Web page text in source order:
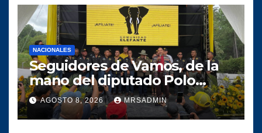
NACIONALES
Seguidores de Vamos, de la
mano del diputado Polo
Salazar, fortalecen a
Comunidad Elefante en Alta
Verapaz
AGOSTO 8, 2026 MRSADMIN